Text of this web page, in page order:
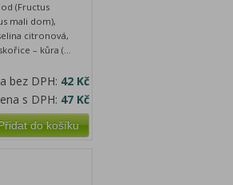
(Fructus
mali dom),
citronová,
– kůra (...
bez DPH: 42 Kč
s DPH: 47 Kč
do košíku